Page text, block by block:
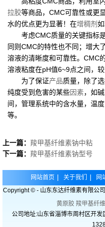
拉胶等商品，CMC可靠性或更
水的优点更为显著！在增稠剂
考虑CMC质量的关键指标是
同则CMC的特性也不同；增大
溶液的清晰度和可靠性。CMC
溶液粘度在pH值6~9点之间，较
为了保证产品质量，除了
纯度受到危害的某些因素，如
间，管理系统中的含水量，温
等。
上一篇： 羧甲基纤维素钠中粘
下一篇： 羧甲基纤维素钠型号
网站首页 | 关于我们 | 网
Copyright © - 山东东达纤维素有限公
黄原胶 羧甲基纤
公司地址:山东省淄博市周村区开